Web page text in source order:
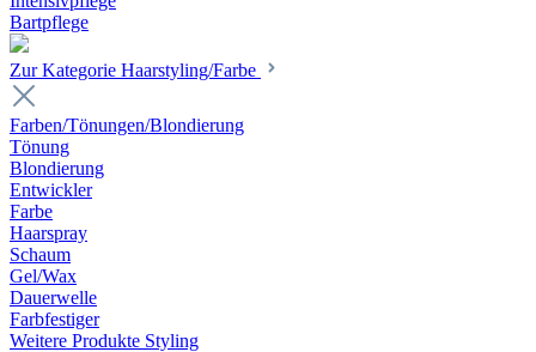
Bartpflege
Zur Kategorie Haarstyling/Farbe
Farben/Tönungen/Blondierung
Tönung
Blondierung
Entwickler
Farbe
Haarspray
Schaum
Gel/Wax
Dauerwelle
Farbfestiger
Weitere Produkte Styling